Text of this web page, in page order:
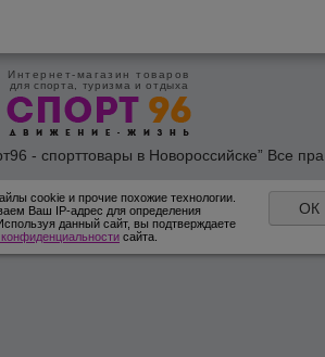
Интернет-магазин товаров
для спорта, туризма и отдыха
- спорттовары в Новороссийске” Все
cookie и прочие похожие технологии.
Ваш IP-адрес для определения
данный сайт, вы подтверждаете
сайта.
ОК